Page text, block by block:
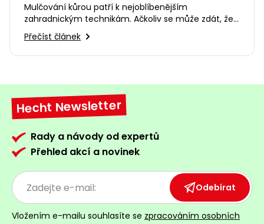
Mulčování kůrou patří k nejoblíbenějším
zahradnickým technikám. Ačkoliv se může zdát, že
jde jen o estetický doplněk,…
Přečíst článek
Hecht Newsletter
Rady a návody od expertů
Přehled akcí a novinek
Odebírat
Vložením e-mailu souhlasíte se zpracováním osobních